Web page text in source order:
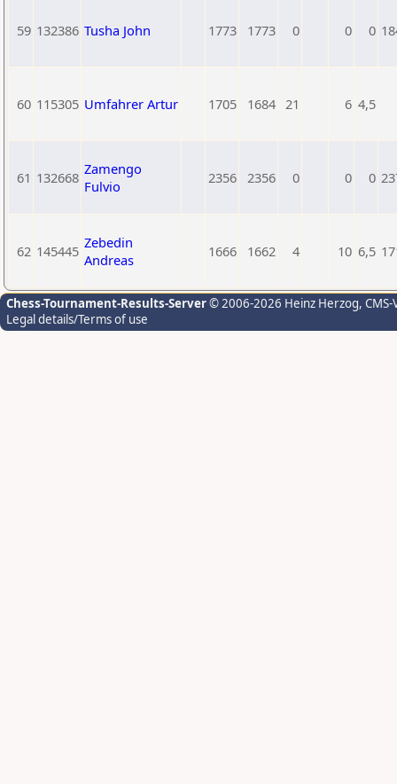
59 132386 Tusha John 1773 1773 0 0 0
60 115305 Umfahrer Artur 1705 1684 21 6 4,5
61 132668 Zamengo
Fulvio
2356 2356 0 0 0
62 145445 Zebedin
Andreas
1666 1662 4 10 6,5
Chess-Tournament-Results-Server© 2006-2026 Heinz Herzog,
Legal details/Terms of use